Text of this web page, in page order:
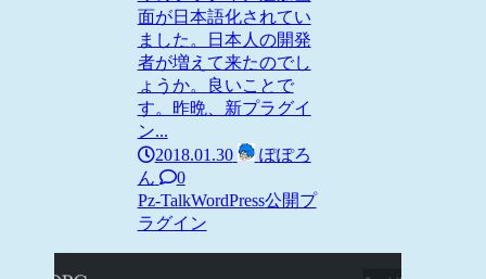
面が日本語化されてい
ました。日本人の開発
者が増えて来たのでし
ょうか。良いことで
す。昨晩、新プラグイ
ン...
2018.01.30
ぽぽろ
ん
0
Pz-TalkWordPress公開プ
ラグイン